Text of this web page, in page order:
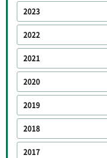
2023
2022
2021
2020
2019
2018
2017